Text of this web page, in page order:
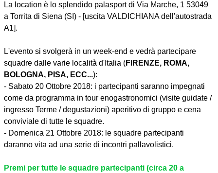
La location è lo splendido palasport di Via Marche, 1 53049
a Torrita di Siena (SI) - [uscita VALDICHIANA dell'autostrada
A1].
L'evento si svolgerà in un week-end e vedrà partecipare
squadre dalle varie località d'Italia (FIRENZE, ROMA,
BOLOGNA, PISA, ECC...):
- Sabato 20 Ottobre 2018: i partecipanti saranno impegnati
come da programma in tour enogastronomici (visite guidate /
ingresso Terme / degustazioni) aperitivo di gruppo e cena
conviviale di tutte le squadre.
- Domenica 21 Ottobre 2018: le squadre partecipanti
daranno vita ad una serie di incontri pallavolistici.
Premi per tutte le squadre partecipanti (circa 20 a